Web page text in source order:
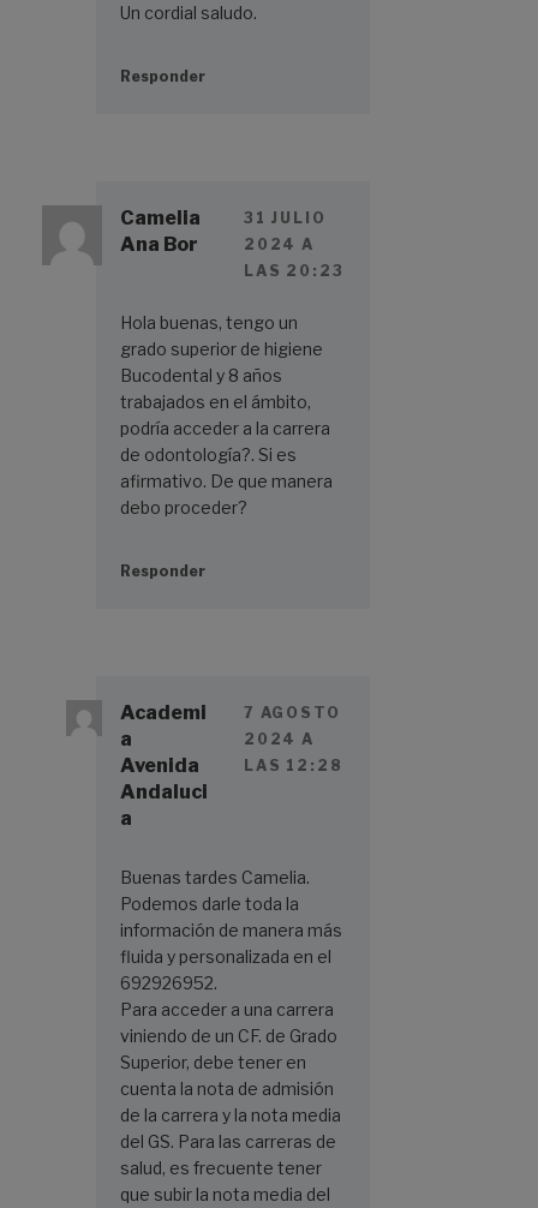
Un cordial saludo.
Responder
Camelia
Ana Bor
31 JULIO
2024 A
LAS 20:23
Hola buenas, tengo un
grado superior de higiene
Bucodental y 8 años
trabajados en el ámbito,
podría acceder a la carrera
de odontología?. Si es
afirmativo. De que manera
debo proceder?
Responder
Academi
a
Avenida
Andaluci
a
7 AGOSTO
2024 A
LAS 12:28
Buenas tardes Camelia.
Podemos darle toda la
información de manera más
fluida y personalizada en el
692926952.
Para acceder a una carrera
viniendo de un CF. de Grado
Superior, debe tener en
cuenta la nota de admisión
de la carrera y la nota media
del GS. Para las carreras de
salud, es frecuente tener
que subir la nota media del